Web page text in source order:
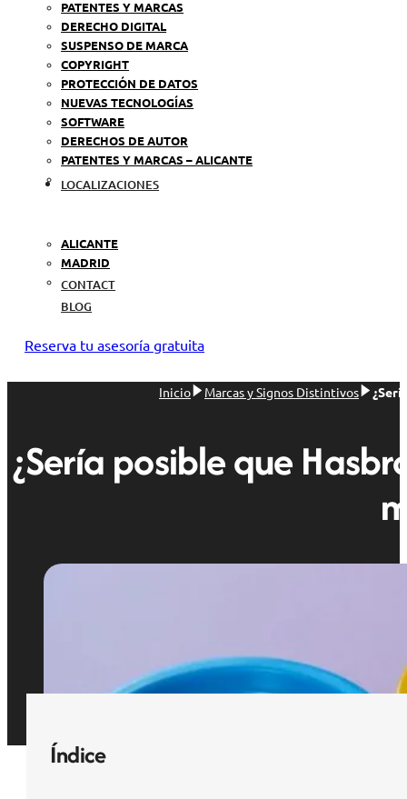
PATENTES Y MARCAS
DERECHO DIGITAL
SUSPENSO DE MARCA
COPYRIGHT
PROTECCIÓN DE DATOS
NUEVAS TECNOLOGÍAS
SOFTWARE
DERECHOS DE AUTOR
PATENTES Y MARCAS – ALICANTE
LOCALIZACIONES
ALICANTE
MADRID
CONTACT
BLOG
Reserva tu asesoría gratuita
Inicio Marcas y Signos Distintivos
¿Sería posible que
Índice